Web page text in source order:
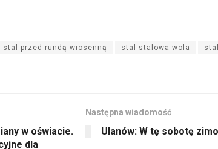
stal przed rundą wiosenną stal stalowa wola
w oświacie.
dla
Następna wiadomość
Ulanów: W tę sobotę